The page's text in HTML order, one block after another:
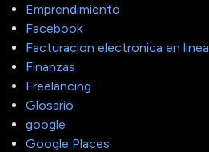
Emprendimiento
Facebook
Facturacion electronica en linea
Finanzas
Freelancing
Glosario
google
Google Places